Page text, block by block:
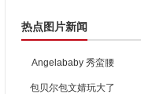
热点图片新闻
Angelababy 秀蛮腰
包贝尔包文婧玩大了